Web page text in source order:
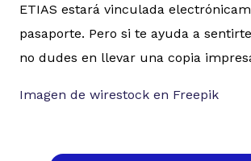
ETIAS estará vinculada
pasaporte. Pero si te ayuda a
no dudes en llevar una copia
Imagen de wirestock en Freepik